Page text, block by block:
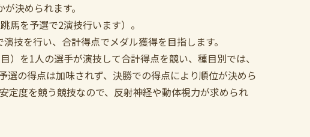
決められます。
馬を予選で2演技行います）。
技を行い、合計得点でメダル獲得を目指します。
を1人の選手が演技して合計得点を競い、種目別では、
の得点は加味されず、決勝での得点により順位が決めら
定度を競う競技なので、反射神経や動体視力が求められ